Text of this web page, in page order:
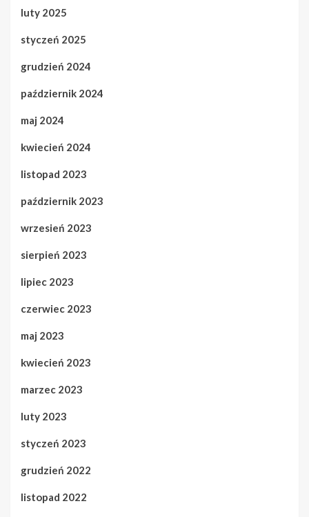
luty 2025
styczeń 2025
grudzień 2024
październik 2024
maj 2024
kwiecień 2024
listopad 2023
październik 2023
wrzesień 2023
sierpień 2023
lipiec 2023
czerwiec 2023
maj 2023
kwiecień 2023
marzec 2023
luty 2023
styczeń 2023
grudzień 2022
listopad 2022